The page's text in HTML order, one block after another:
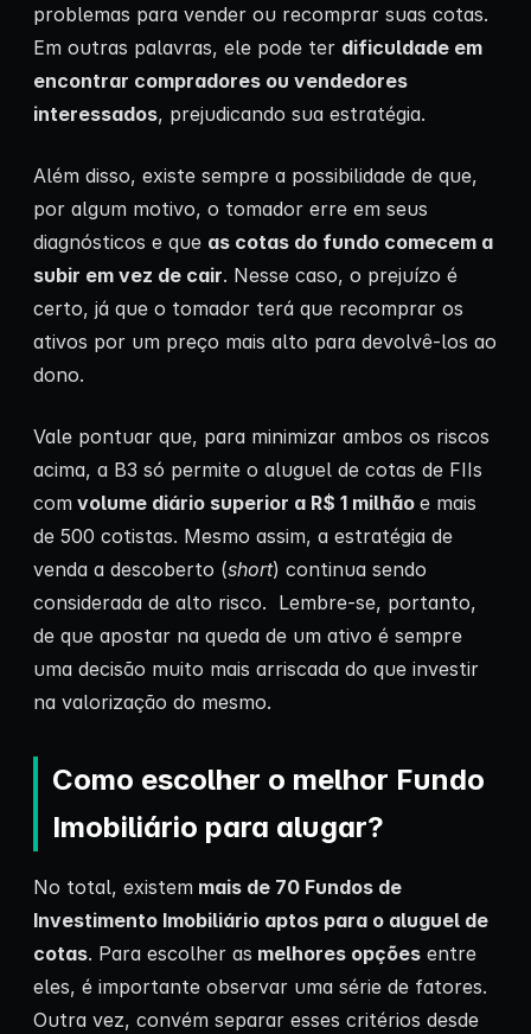
problemas para vender ou recomprar suas cotas.
Em outras palavras, ele pode ter dificuldade em
encontrar compradores ou vendedores
interessados, prejudicando sua estratégia.
Além disso, existe sempre a possibilidade de que,
por algum motivo, o tomador erre em seus
diagnósticos e que as cotas do fundo comecem a
subir em vez de cair. Nesse caso, o prejuízo é
certo, já que o tomador terá que recomprar os
ativos por um preço mais alto para devolvê-los ao
dono.
Vale pontuar que, para minimizar ambos os riscos
acima, a B3 só permite o aluguel de cotas de FIIs
com volume diário superior a R$ 1 milhão e mais
de 500 cotistas. Mesmo assim, a estratégia de
venda a descoberto (short) continua sendo
considerada de alto risco. Lembre-se, portanto,
de que apostar na queda de um ativo é sempre
uma decisão muito mais arriscada do que investir
na valorização do mesmo.
Como escolher o melhor Fundo
Imobiliário para alugar?
No total, existem mais de 70 Fundos de
Investimento Imobiliário aptos para o aluguel de
cotas. Para escolher as melhores opções entre
eles, é importante observar uma série de fatores.
Outra vez, convém separar esses critérios desde